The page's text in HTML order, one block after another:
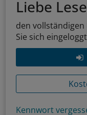
Liebe
den vollständigen
Sie sich
Kennwort